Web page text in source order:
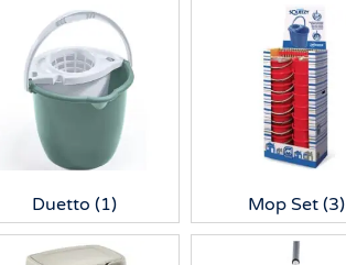
Duetto (1) Mop Set(3)